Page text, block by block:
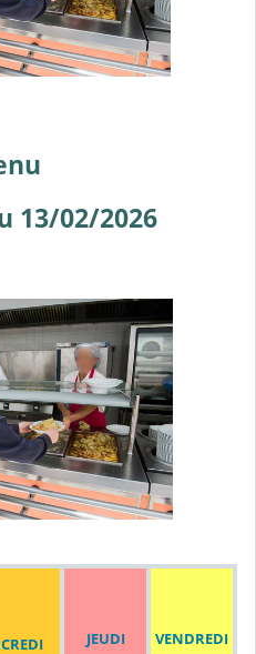
13/02/2026
JEUDI VENDREDI